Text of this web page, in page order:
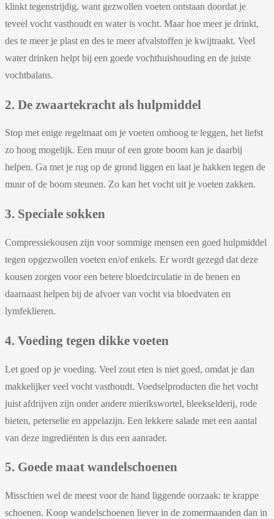
klinkt tegenstrijdig, want gezwollen voeten ontstaan doordat je
teveel vocht vasthoudt en water is vocht. Maar hoe meer je drinkt,
des te meer je plast en des te meer afvalstoffen je kwijtraakt. Veel
water drinken helpt bij een goede vochthuishouding en de juiste
vochtbalans.
2. De zwaartekracht als hulpmiddel
Stop met enige regelmaat om je voeten omhoog te leggen, het liefst
zo hoog mogelijk. Een muur of een grote boom kan je daarbij
helpen. Ga met je rug op de grond liggen en laat je hakken tegen de
muur of de boom steunen. Zo kan het vocht uit je voeten zakken.
3. Speciale sokken
Compressiekousen zijn voor sommige mensen een goed hulpmiddel
tegen opgezwollen voeten en/of enkels. Er wordt gezegd dat deze
kousen zorgen voor een betere bloedcirculatie in de benen en
daarnaast helpen bij de afvoer van vocht via bloedvaten en
lymfeklieren.
4. Voeding tegen dikke voeten
Let goed op je voeding. Veel zout eten is niet goed, omdat je dan
makkelijker veel vocht vasthoudt. Voedselproducten die het vocht
juist afdrijven zijn onder andere mierikswortel, bleekselderij, rode
bieten, peterselie en appelazijn. Een lekkere salade met een aantal
van deze ingrediënten is dus een aanrader.
5. Goede maat wandelschoenen
Misschien wel de meest voor de hand liggende oorzaak: te krappe
schoenen. Koop wandelschoenen liever in de zomermaanden dan in